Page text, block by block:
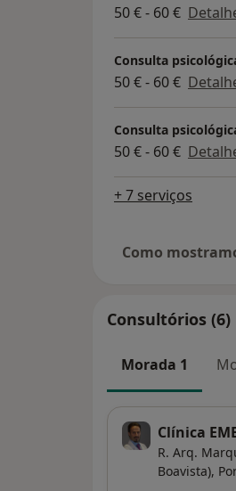
50 € - 60 €
Consulta
50 € - 60 €
Consulta
50 € - 60 €
+ 7 serviços
Como
Consultórios (6)
Morada 1
Clínica
R. Arq.
Boavista),